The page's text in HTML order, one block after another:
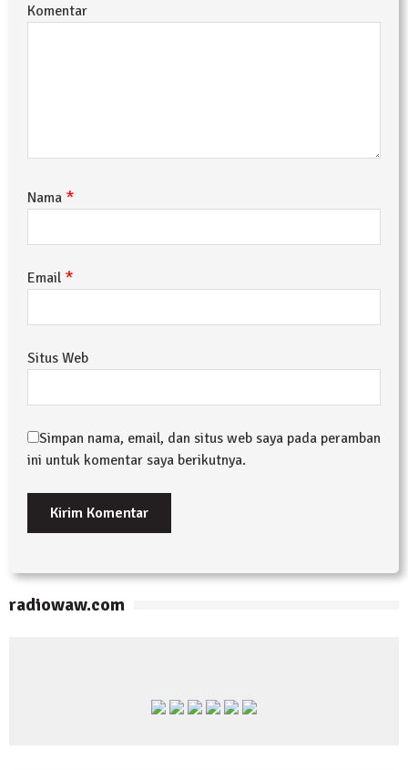
Komentar
Nama *
Email *
Situs Web
Simpan nama, email, dan situs web saya pada peramban
ini untuk komentar saya berikutnya.
radiowaw.com